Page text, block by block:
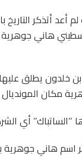
أعد أتذكر
هاني
خلدون يطلق
مكان
أي
اسم هاني